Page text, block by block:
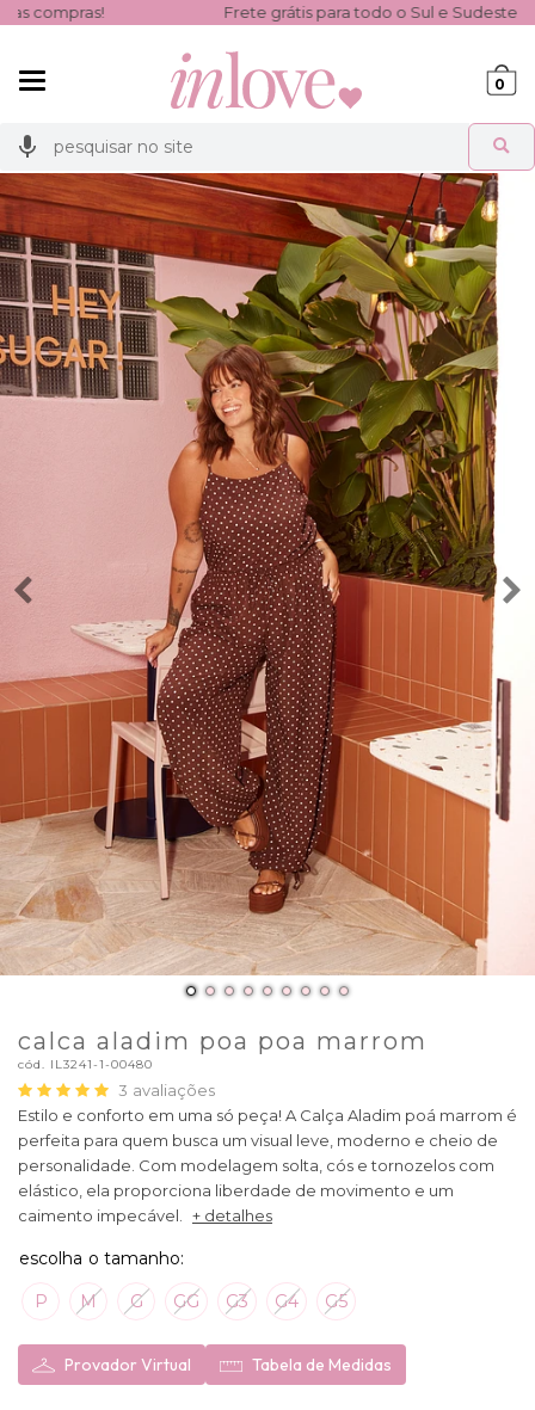
Frete grátis para todo o Sul e Sudeste nas compras acima
0
Busca
calca aladim poa poa marrom
cód. IL3241-1-00480
3 avaliações
Estilo e conforto em uma só peça! A Calça Aladim poá marrom é
perfeita para quem busca um visual leve, moderno e cheio de
personalidade. Com modelagem solta, cós e tornozelos com
elástico, ela proporciona liberdade de movimento e um
caimento impecável.
+ detalhes
P M G GG G3 G4 G5
Provador Virtual Tabela de Medidas